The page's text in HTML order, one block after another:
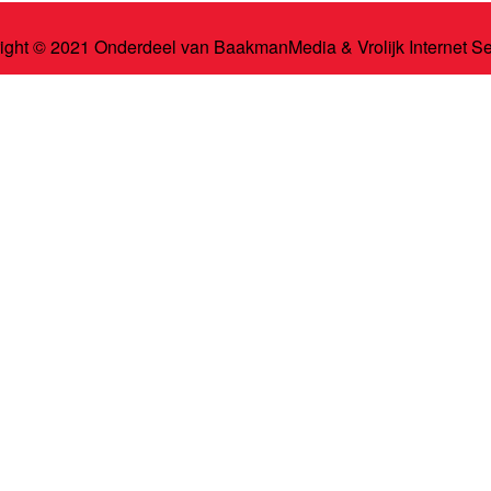
© 2021 Onderdeel van BaakmanMedia& Vrolijk Internet